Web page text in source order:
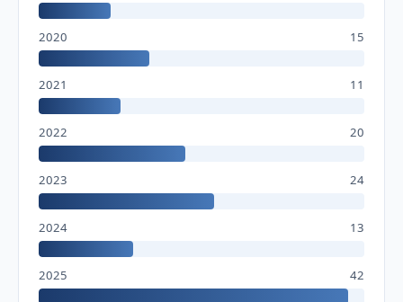
2020 15
2021 11
2022 20
2023 24
2024 13
2025 42